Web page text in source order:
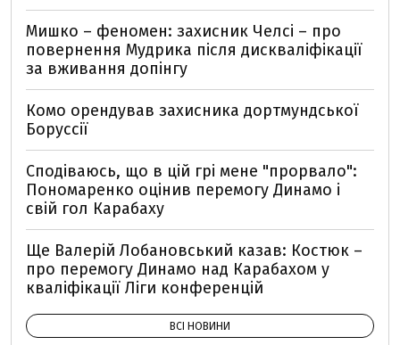
Мишко – феномен: захисник Челсі – про
повернення Мудрика після дискваліфікації
за вживання допінгу
Комо орендував захисника дортмундської
Боруссії
Сподіваюсь, що в цій грі мене "прорвало":
Пономаренко оцінив перемогу Динамо і
свій гол Карабаху
Ще Валерій Лобановський казав: Костюк –
про перемогу Динамо над Карабахом у
кваліфікації Ліги конференцій
ВСІ НОВИНИ